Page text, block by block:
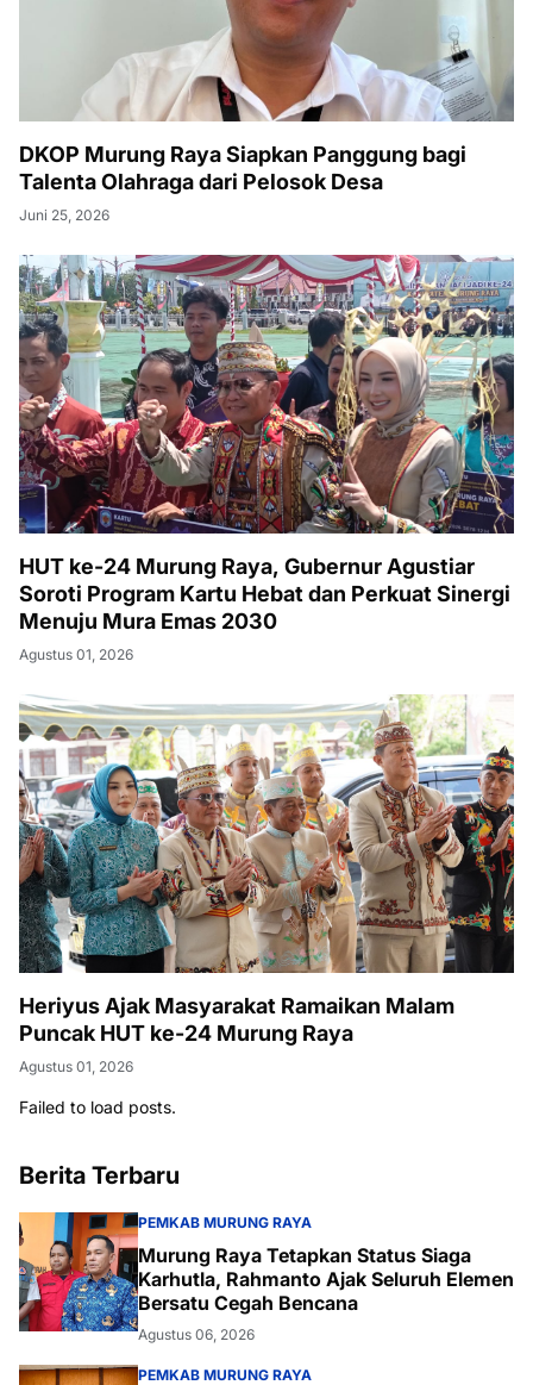
DKOP Murung Raya Siapkan Panggung bagi
Talenta Olahraga dari Pelosok Desa
Juni 25, 2026
HUT ke-24 Murung Raya, Gubernur Agustiar
Soroti Program Kartu Hebat dan Perkuat Sinergi
Menuju Mura Emas 2030
Agustus 01, 2026
Heriyus Ajak Masyarakat Ramaikan Malam
Puncak HUT ke-24 Murung Raya
Agustus 01, 2026
Failed to load posts.
Berita Terbaru
PEMKAB MURUNG RAYA
Murung Raya Tetapkan Status Siaga
Karhutla, Rahmanto Ajak Seluruh Elemen
Bersatu Cegah Bencana
Agustus 06, 2026
PEMKAB MURUNG RAYA